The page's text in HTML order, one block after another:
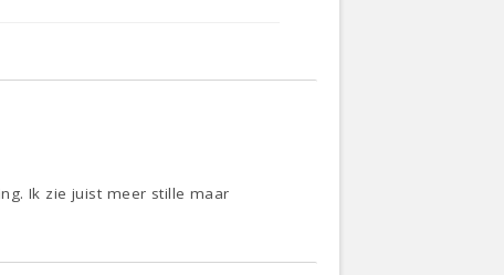
Ik zie juist meer stille maar